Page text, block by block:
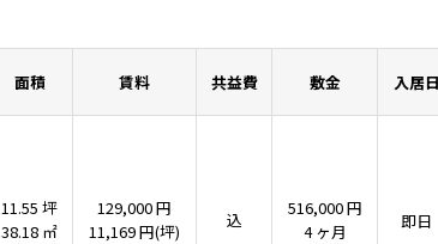
面積 賃料 共益費 敷金 入居日
11.55 坪
38.18 ㎡
129,000 円
11,169 円(坪)
込
516,000 円
4 ヶ月
即日